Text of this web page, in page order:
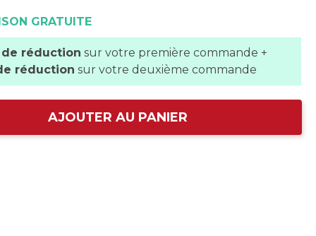
GRATUITE
de réduction sur votre première commande +
réduction sur votre deuxième commande
AJOUTER AU PANIER